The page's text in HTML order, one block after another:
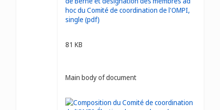
81 KB
Main body of document